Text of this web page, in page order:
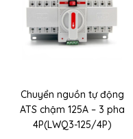
Chuyển nguồn tự động
ATS chậm 125A – 3 pha
4P(LWQ3-125/4P)